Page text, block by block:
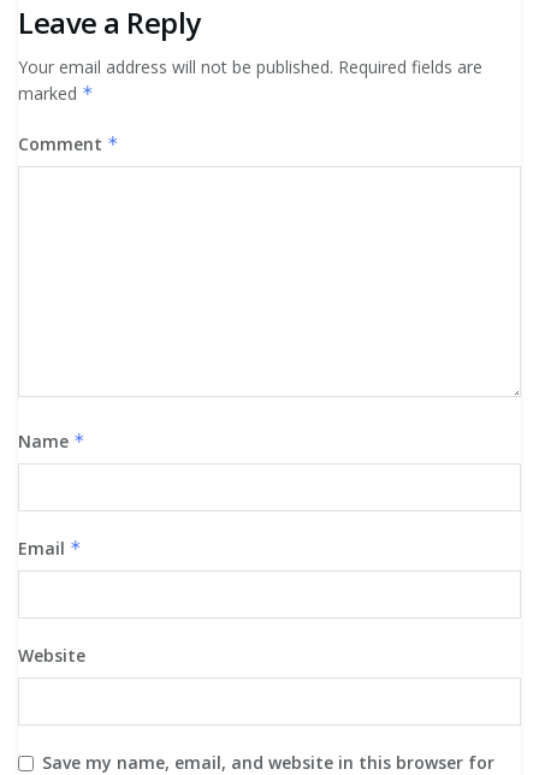
Leave a Reply
Your email address will not be published. Required fields are
marked *
Comment *
Name *
Email *
Website
Save my name, email, and website in this browser for